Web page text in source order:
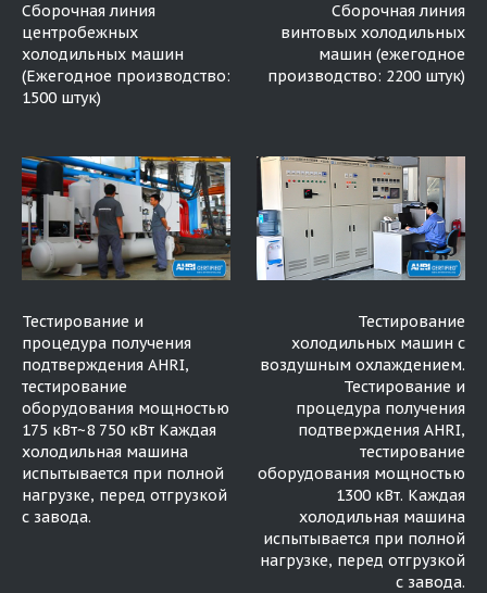
Сборочная линия
центробежных
холодильных машин
(Ежегодное производство:
1500 штук)
Сборочная линия
винтовых холодильных
машин (ежегодное
производство: 2200 штук)
Тестирование и
процедура получения
подтверждения AHRI,
тестирование
оборудования мощностью
175 кВт~8 750 кВт Каждая
холодильная машина
испытывается при полной
нагрузке, перед отгрузкой
с завода.
Тестирование
холодильных машин с
воздушным охлаждением.
Тестирование и
процедура получения
подтверждения AHRI,
тестирование
оборудования мощностью
1300 кВт. Каждая
холодильная машина
испытывается при полной
нагрузке, перед отгрузкой
с завода.